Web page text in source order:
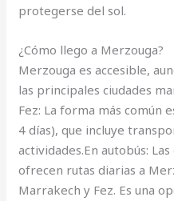
protegerse del sol.
¿Cómo llego a Merzouga?
Merzouga es accesible,
las principales ciudades
Fez: La forma más común
4 días), que incluye
actividades.En autobús:
ofrecen rutas diarias a
Marrakech y Fez. Es una